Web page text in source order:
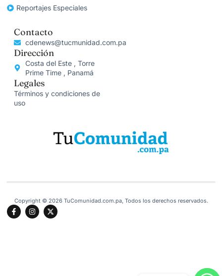
Reportajes Especiales
Contacto
cdenews@tucmunidad.com.pa
Dirección
Costa del Este , Torre
Prime Time , Panamá
Legales
Términos y condiciones de
uso
Copyright © 2026 TuComunidad.com.pa, Todos los derechos reservados.